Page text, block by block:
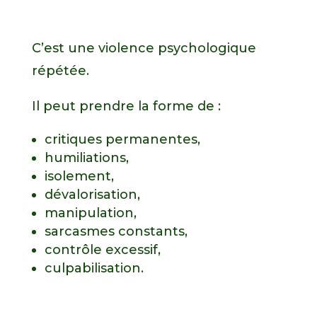
C’est une violence psychologique
répétée.
Il peut prendre la forme de :
critiques permanentes,
humiliations,
isolement,
dévalorisation,
manipulation,
sarcasmes constants,
contrôle excessif,
culpabilisation.